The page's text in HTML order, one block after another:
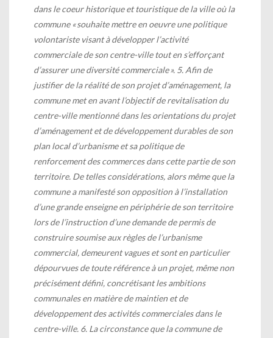
dans le coeur historique et touristique de la ville où la
commune « souhaite mettre en oeuvre une politique
volontariste visant à développer l’activité
commerciale de son centre-ville tout en s’efforçant
d’assurer une diversité commerciale ». 5. Afin de
justifier de la réalité de son projet d’aménagement, la
commune met en avant l’objectif de revitalisation du
centre-ville mentionné dans les orientations du projet
d’aménagement et de développement durables de son
plan local d’urbanisme et sa politique de
renforcement des commerces dans cette partie de son
territoire. De telles considérations, alors même que la
commune a manifesté son opposition à l’installation
d’une grande enseigne en périphérie de son territoire
lors de l’instruction d’une demande de permis de
construire soumise aux règles de l’urbanisme
commercial, demeurent vagues et sont en particulier
dépourvues de toute référence à un projet, même non
précisément défini, concrétisant les ambitions
communales en matière de maintien et de
développement des activités commerciales dans le
centre-ville. 6. La circonstance que la commune de